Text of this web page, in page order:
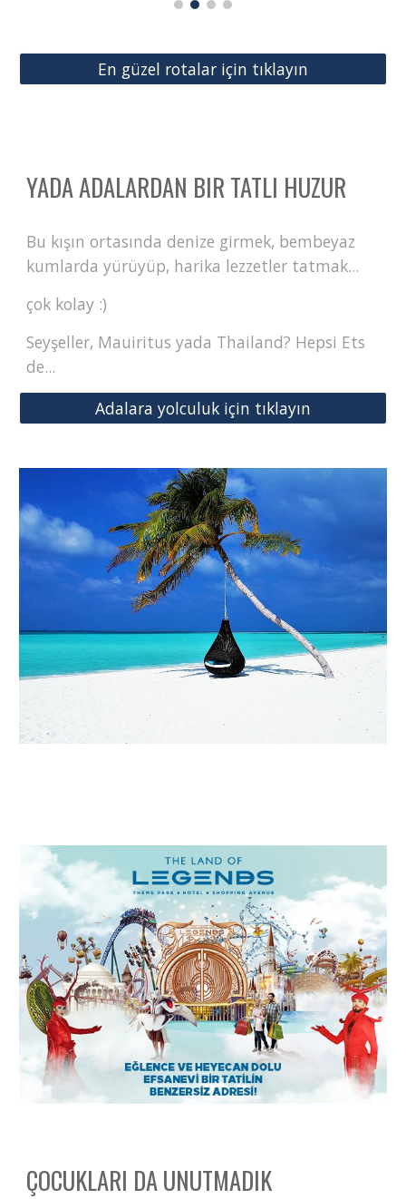
En güzel rotalar için tıklayın
YADA ADALARDAN BIR TATLI HUZUR
Bu kışın ortasında denize girmek, bembeyaz
kumlarda yürüyüp, harika lezzetler tatmak...
çok kolay :)
Seyşeller, Mauiritus yada Thailand? Hepsi Ets
de...
Adalara yolculuk için tıklayın
ÇOCUKLARI DA UNUTMADIK